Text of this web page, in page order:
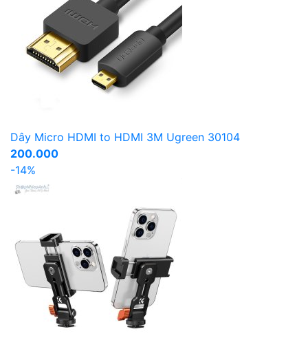
Dây Micro HDMI to HDMI 3M Ugreen 30104
200.000
-14%